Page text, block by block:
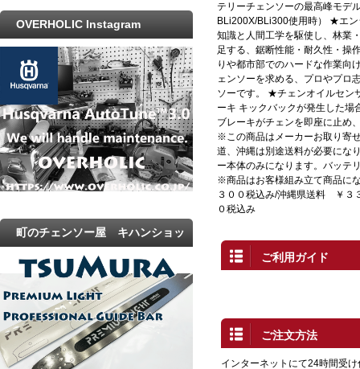
テリーチェンソーの最高峰モデ
BLi200X/BLi300使用時） ★エ
知識と人間工学を駆使し、林業
足する、鋸断性能・耐久性・操
りや都市部でのハードな作業向
ェンソーを求める、プロやプロ
ソーです。 ★チェンオイルセン
ーキ キックバックが発生した場
ブレーキがチェンを即座に止め
※この商品はメーカーお取り寄
道、沖縄は別途送料が必要にな
ー本体のみになります。バッテ
※商品はお客様組み立て商品に
３００税込み/沖縄県送料 ￥３
０税込み
ご利用ガイド
ご注文方法
インターネットにて24時間受
OVERHOLIC Instagram
町のチェンソー屋 キハンショッ
プ